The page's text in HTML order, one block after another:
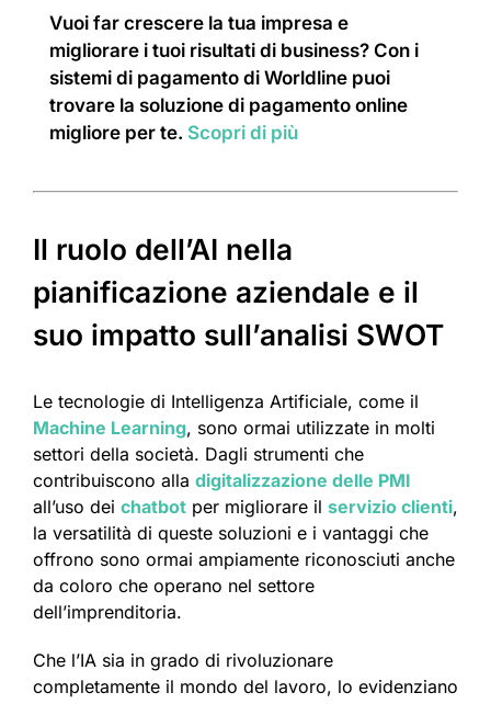
Vuoi far crescere la tua impresa e
migliorare i tuoi risultati di business? Con i
sistemi di pagamento di Worldline puoi
trovare la soluzione di pagamento online
migliore per te. Scopri di più
Il ruolo dell’AI nella
pianificazione aziendale e il
suo impatto sull’analisi SWOT
Le tecnologie di Intelligenza Artificiale, come il
Machine Learning, sono ormai utilizzate in molti
settori della società. Dagli strumenti che
contribuiscono alla digitalizzazione delle PMI
all’uso dei chatbot per migliorare il servizio clienti,
la versatilità di queste soluzioni e i vantaggi che
offrono sono ormai ampiamente riconosciuti anche
da coloro che operano nel settore
dell’imprenditoria.
Che l’IA sia in grado di rivoluzionare
completamente il mondo del lavoro, lo evidenziano